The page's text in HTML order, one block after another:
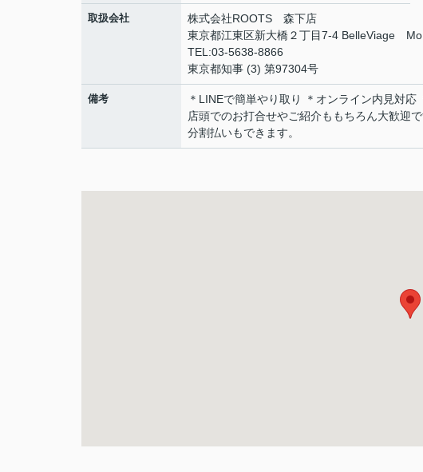
取扱会社
株式会社ROOTS 森下店
東京都江東区新大橋２丁目7-4 BelleViage
TEL:03-5638-8866
東京都知事 (3) 第97304号
備考
＊LINEで簡単やり取り ＊オンライン内見対応
店頭でのお打合せやご紹介ももちろん大歓迎
分割払いもできます。